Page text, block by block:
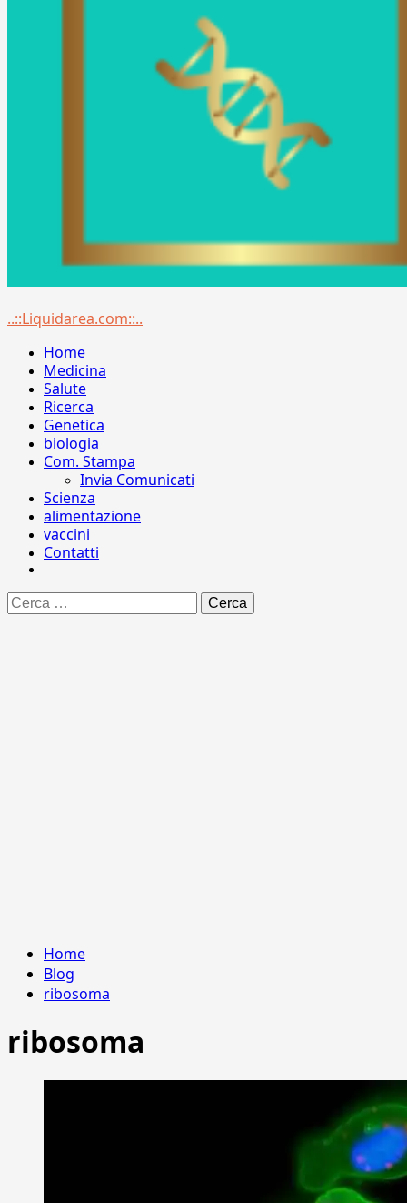
Menu
..::Liquidarea.com::..
Home
Medicina
Salute
Ricerca
Genetica
biologia
Com. Stampa
Invia Comunicati
Scienza
alimentazione
vaccini
Contatti
Ricerca
per:
Home
Blog
ribosoma
ribosoma